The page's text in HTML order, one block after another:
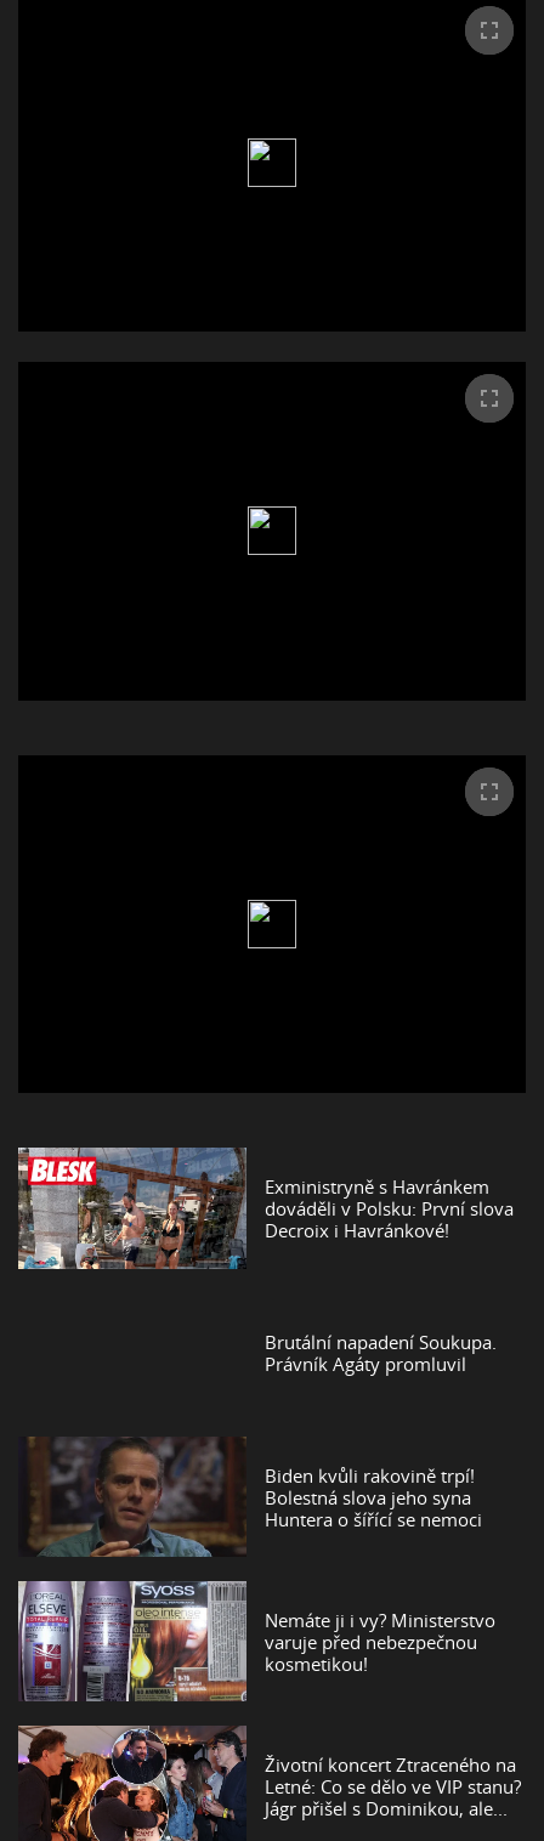
Exministryně s Havránkem
dováděli v Polsku: První slova
Decroix i Havránkové!
Brutální napadení Soukupa.
Právník Agáty promluvil
Biden kvůli rakovině trpí!
Bolestná slova jeho syna
Huntera o šířící se nemoci
Nemáte ji i vy? Ministerstvo
varuje před nebezpečnou
kosmetikou!
Životní koncert Ztraceného na
Letné: Co se dělo ve VIP stanu?
Jágr přišel s Dominikou, ale...